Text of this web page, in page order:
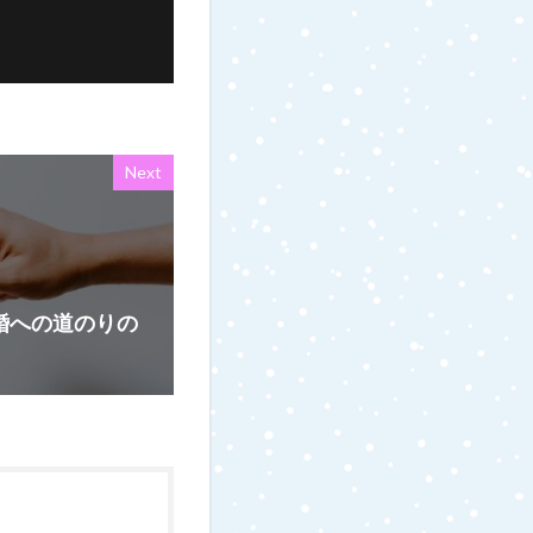
Next
への道のりの